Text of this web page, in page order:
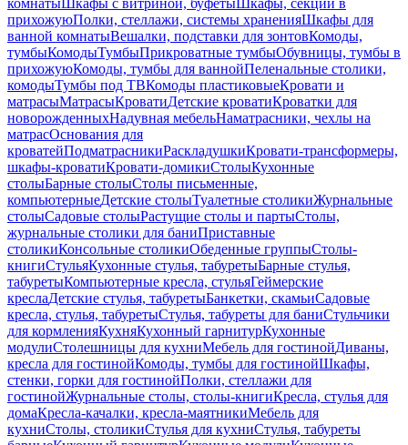
комнатыШкафы с витриной, буфетыШкафы, секции в
прихожуюПолки, стеллажи, системы храненияШкафы для
ванной комнатыВешалки, подставки для зонтовКомоды,
тумбыКомодыТумбыПрикроватные тумбыОбувницы, тумбы в
прихожуюКомоды, тумбы для ваннойПеленальные столики,
комодыТумбы под ТВКомоды пластиковыеКровати и
матрасыМатрасыКроватиДетские кроватиКроватки для
новорожденныхНадувная мебельНаматрасники, чехлы на
матрасОснования для
кроватейПодматрасникиРаскладушкиКровати-трансформеры,
шкафы-кроватиКровати-домикиСтолыКухонные
столыБарные столыСтолы письменные,
компьютерныеДетские столыТуалетные столикиЖурнальные
столыСадовые столыРастущие столы и партыСтолы,
журнальные столики для баниПриставные
столикиКонсольные столикиОбеденные группыСтолы-
книгиСтульяКухонные стулья, табуретыБарные стулья,
табуретыКомпьютерные кресла, стульяГеймерские
креслаДетские стулья, табуретыБанкетки, скамьиСадовые
кресла, стулья, табуретыСтулья, табуреты для баниСтульчики
для кормленияКухняКухонный гарнитурКухонные
модулиСтолешницы для кухниМебель для гостинойДиваны,
кресла для гостинойКомоды, тумбы для гостинойШкафы,
стенки, горки для гостинойПолки, стеллажи для
гостинойЖурнальные столы, столы-книгиКресла, стулья для
домаКресла-качалки, кресла-маятникиМебель для
кухниСтолы, столикиСтулья для кухниСтулья, табуреты